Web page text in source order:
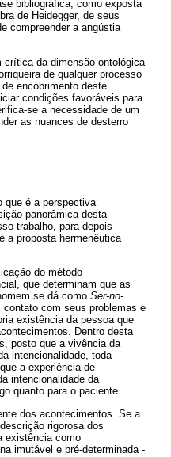
bibliográfica, como exposta
de Heidegger, de seus
compreender a angústia
da dimensão ontológica
de qualquer processo
encobrimento deste
condições favoráveis para
se a necessidade de um
as nuances de desterro
que é a perspectiva
panorâmica desta
trabalho, para depois
a proposta hermenêutica
do método
que determinam que as
se dá como Ser-no-
com seus problemas e
existência da pessoa que
Dentro desta
posto que a vivência da
intencionalidade, toda
a experiência de
intencionalidade da
quanto para o paciente.
dos acontecimentos. Se a
rigorosa dos
existência como
imutável e pré-determinada -